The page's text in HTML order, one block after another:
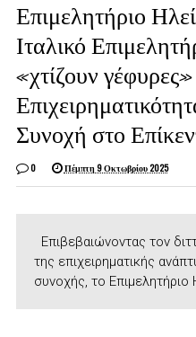
Επιμελητήριο
Ιταλικό
«χτίζουν
Συνοχή στο
0 Πέμπτη 9 Οκτωβρίου 2025
Επιβεβαιώνοντας τον
της επιχειρηματικής
συνοχής, το Επιμελητήριο